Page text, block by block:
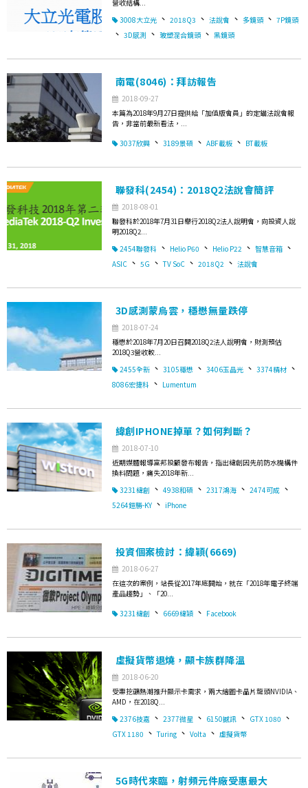
營收結構...
3008大立光 、 2018Q3 、 法說會 、 多鏡頭 、 7P鏡頭
、 3D感測 、 玻塑混合鏡頭 、 黑鏡頭
南電(8046)：拜訪報告
2018-09-27
本篇為2018年9月27日提供給「加值版會員」的定錨法說會報
告，非當前最新看法，...
3037欣興 、 3189景碩 、 ABF載板 、 BT載板
聯發科(2454)：2018Q2法說會簡評
2018-08-01
聯發科於2018年7月31日舉行2018Q2法人說明會，向投資人說
明2018Q2...
2454聯發科 、 Helio P60 、 Helio P22 、 智慧音箱 、
ASIC 、 5G 、 TV SoC 、 2018Q2 、 法說會
3D感測蒙烏雲，穩懋無量跌停
2018-07-24
穩懋於2018年7月20日召開2018Q2法人說明會，財測預估
2018Q3營收較...
2455全新 、 3105穩懋 、 3406玉晶光 、 3374精材 、
8086宏捷科 、 Lumentum
緯創IPHONE掉單？如何判斷？
2018-07-10
近期媒體報導富邦投顧發布報告，指出緯創因先前防水機構件
換料問題，痛失2018年新...
3231緯創 、 4938和碩 、 2317鴻海 、 2474可成 、
5264鎧勝-KY 、 iPhone
投資個案檢討：緯穎(6669)
2018-06-27
在這次的案例，站長從2017年底開始，就在「2018年電子終端
產品趨勢」、「20...
3231緯創 、 6669緯穎 、 Facebook
虛擬貨幣退燒，顯卡族群降溫
2018-06-20
受惠挖礦熱潮推升顯示卡需求，兩大繪圖卡晶片龍頭NVIDIA、
AMD，在2018Q...
2376技嘉 、 2377微星 、 6150撼訊 、 GTX 1080 、
GTX 1180 、 Turing 、 Volta 、 虛擬貨幣
5G時代來臨，射頻元件廠受惠最大